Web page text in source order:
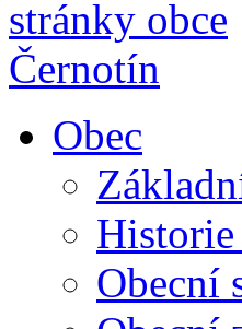
Obec
Historie
Obecní